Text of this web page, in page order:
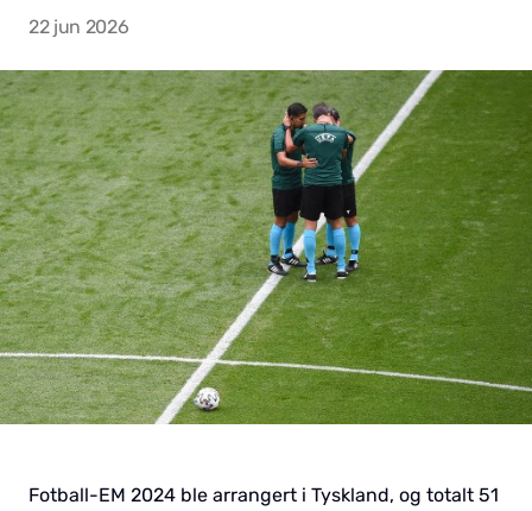
22 jun 2026
Fotball-EM 2024 ble arrangert i Tyskland, og totalt 51